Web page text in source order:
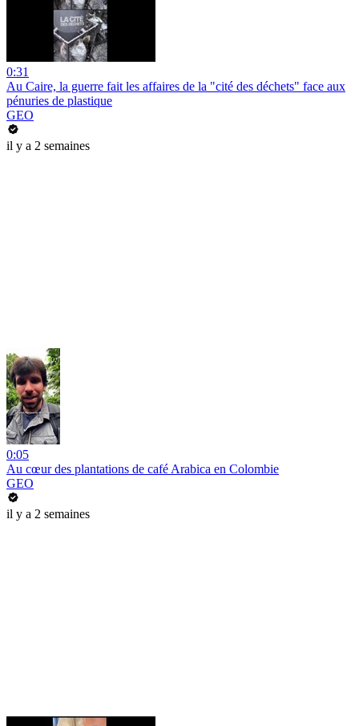
0:31
Au Caire, la guerre fait les affaires de la "cité des déchets" face aux
pénuries de plastique
GEO
il y a 2 semaines
0:05
Au cœur des plantations de café Arabica en Colombie
GEO
il y a 2 semaines